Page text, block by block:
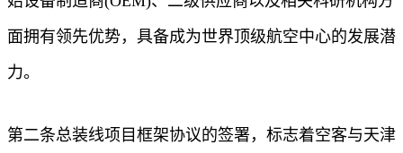
面拥有领先优势，具备成为世界顶级航空中心的发展潜
力。
第二条总装线项目框架协议的签署，标志着空客与天津